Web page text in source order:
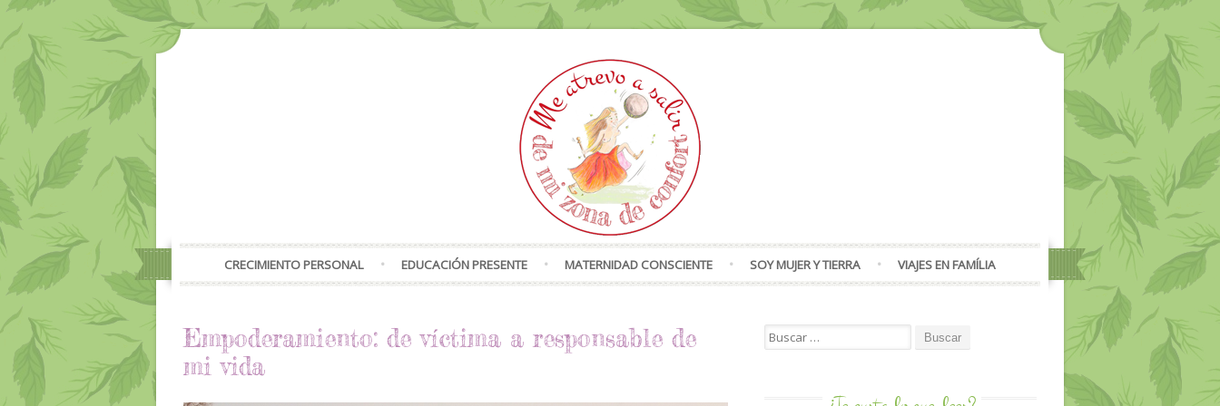
CRECIMIENTO PERSONAL EDUCACIÓN PRESENTE MATERNIDAD CONSCIENTE SOY MUJER Y TIERRA VIAJES EN FAMÍLIA
Empoderamiento: de víctima a responsable de
mi vida
Search for: